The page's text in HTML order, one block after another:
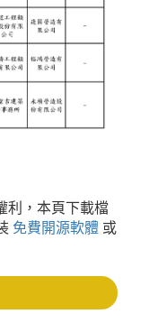
利，本頁下載檔
免費開源軟體 或